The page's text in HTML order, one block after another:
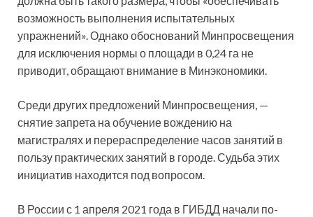
возможность выполнения испытательных
упражнений». Однако обоснований Минпросвещения
для исключения нормы о площади в 0,24 га не
приводит, обращают внимание в Минэкономики.
Среди других предложений Минпросвещения, —
снятие запрета на обучение вождению на
магистралях и перераспределение часов занятий в
пользу практических занятий в городе. Судьба этих
инициатив находится под вопросом.
В России с 1 апреля 2021 года в ГИБДД начали по-